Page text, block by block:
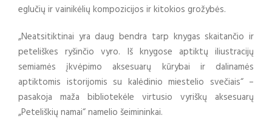
eglučių ir vainikėlių kompozicijos ir kitokios grožybės.
„Neatsitiktinai yra daug bendra tarp knygas skaitančio ir
peteliškes ryšinčio vyro. Iš knygose aptiktų iliustracijų
semiamės įkvėpimo aksesuarų kūrybai ir dalinamės
aptiktomis istorijomis su kalėdinio miestelio svečiais“ –
pasakoja maža bibliotekėle virtusio vyriškų aksesuarų
„Peteliškių namai“ namelio šeimininkai.